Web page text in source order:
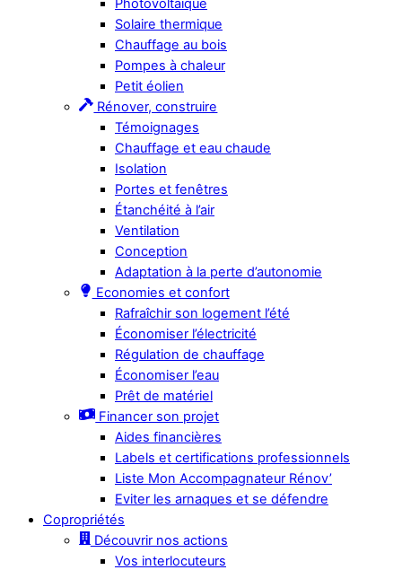
Solaire thermique
Chauffage au bois
Pompes à chaleur
Petit éolien
Rénover, construire
Témoignages
Chauffage et eau chaude
Isolation
Portes et fenêtres
Étanchéité à l’air
Ventilation
Conception
Adaptation à la perte d’autonomie
Economies et confort
Rafraîchir son logement l’été
Économiser l’électricité
Régulation de chauffage
Économiser l’eau
Prêt de matériel
Financer son projet
Aides financières
Labels et certifications professionnels
Liste Mon Accompagnateur Rénov’
Eviter les arnaques et se défendre
Copropriétés
Découvrir nos actions
Vos interlocuteurs